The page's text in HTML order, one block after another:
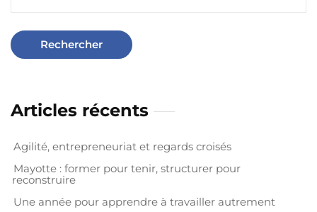
Articles récents
Agilité, entrepreneuriat et regards croisés
Mayotte : former pour tenir, structurer pour
reconstruire
Une année pour apprendre à travailler autrement